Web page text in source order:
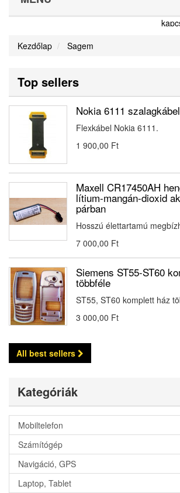
Kezdőlap
Sagem
Top sellers
Nokia 6111 szalagkábel
Flexkábel Nokia 6111.
1 900,00 Ft‎
Maxell CR17450AH
lítium-mangán-dioxid
párban
Hosszú élettartamú
7 000,00 Ft‎
Siemens ST55-ST60
többféle
ST55, ST60 komplett ház
3 000,00 Ft‎
All best sellers
Kategóriák
Mobiltelefon
Számítógép
Navigáció, GPS
Laptop, Tablet